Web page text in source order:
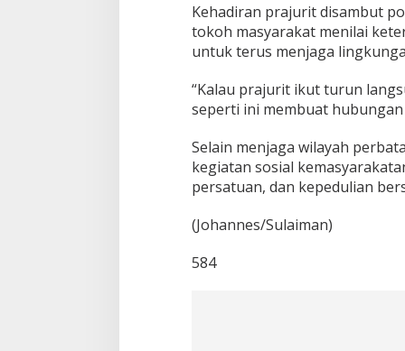
Kehadiran prajurit disambut
tokoh masyarakat menilai
untuk terus menjaga
“Kalau prajurit ikut turun
seperti ini membuat
Selain menjaga wilayah
kegiatan sosial
persatuan, dan kepedulian
(Johannes/Sulaiman)
584